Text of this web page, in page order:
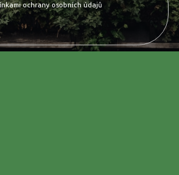
ochrany osobních údajů